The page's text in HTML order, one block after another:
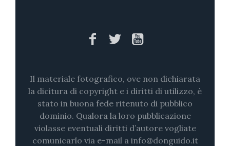
Il materiale fotografico, ove non dichiarata
la dicitura di copyright e i diritti di utilizzo, è
stato in buona fede ritenuto di pubblico
dominio. Qualora la loro pubblicazione
violasse eventuali diritti d’autore vogliate
comunicarlo via e-mail a info@donguido.it